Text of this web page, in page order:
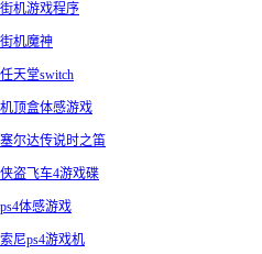
街机游戏程序
街机魔神
任天堂switch
机顶盒体感游戏
塞尔达传说时之笛
侠盗飞车4游戏碟
ps4体感游戏
索尼ps4游戏机